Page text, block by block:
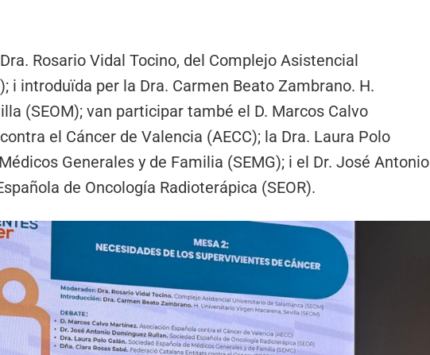
Rosario Vidal Tocino, del Complejo Asistencial
i introduïda per la Dra. Carmen Beato Zambrano. H.
(SEOM); van participar també el D. Marcos Calvo
el Cáncer de Valencia (AECC); la Dra. Laura Polo
Generales y de Familia (SEMG); i el Dr. José Antonio
de Oncología Radioterápica (SEOR).